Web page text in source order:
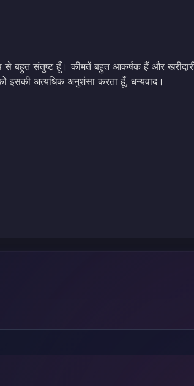
बहुत संतुष्ट हूँ। कीमतें बहुत आकर्षक हैं और
इसकी अत्यधिक अनुशंसा करता हूँ, धन्यवाद।